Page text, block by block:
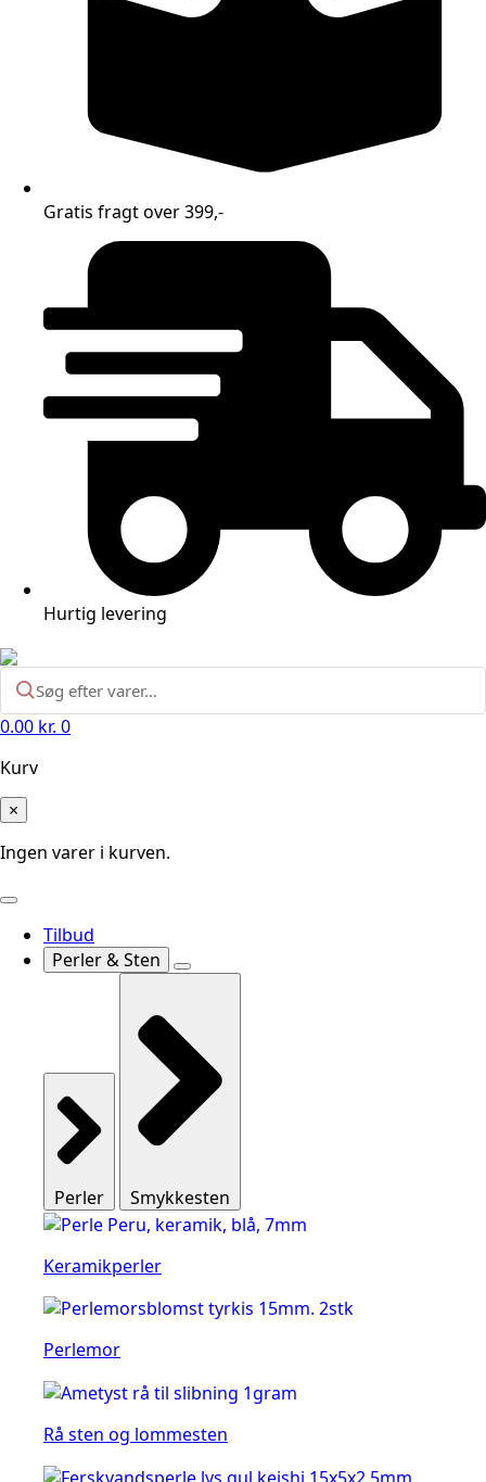
Gratis fragt over 399,-
Hurtig levering
0.00 kr. 0
Kurv
×
Ingen varer i kurven.
Tilbud
Perler & Sten
Perler Smykkesten
Keramikperler
Perlemor
Rå sten og lommesten